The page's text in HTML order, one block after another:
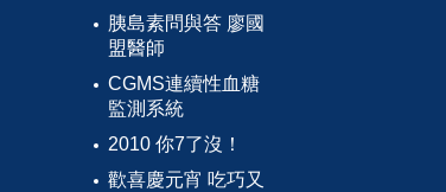
胰島素問與答 廖國
盟醫師
CGMS連續性血糖
監測系統
2010 你7了沒！
歡喜慶元宵 吃巧又